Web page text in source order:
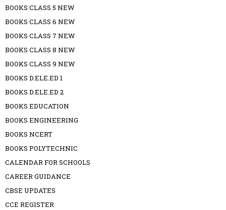
BOOKS CLASS 5 NEW
BOOKS CLASS 6 NEW
BOOKS CLASS 7 NEW
BOOKS CLASS 8 NEW
BOOKS CLASS 9 NEW
BOOKS D.ELE.ED 1
BOOKS D.ELE.ED 2
BOOKS EDUCATION
BOOKS ENGINEERING
BOOKS NCERT
BOOKS POLYTECHNIC
CALENDAR FOR SCHOOLS
CAREER GUIDANCE
CBSE UPDATES
CCE REGISTER